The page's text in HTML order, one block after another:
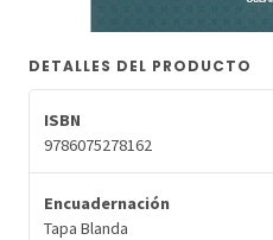
DETALLES DEL PRODUCTO
ISBN
9786075278162
Encuadernación
Tapa Blanda